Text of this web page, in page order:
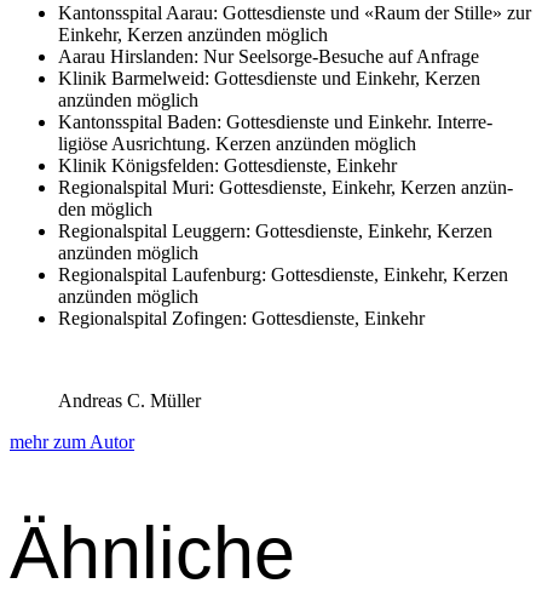
Kan­ton­sspi­tal Aarau: Gottes­di­en­ste und «Raum der Stille» zur
Einkehr, Kerzen anzün­den möglich
Aarau Hirs­lan­den: Nur Seel­sorge-Besuche auf Anfrage
Klinik Barmel­weid: Gottes­di­en­ste und Einkehr, Kerzen
anzün­den möglich
Kan­ton­sspi­tal Baden: Gottes­di­en­ste und Einkehr. Inter­re­
ligiöse Aus­rich­tung. Kerzen anzün­den möglich
Klinik Königs­felden: Gottes­di­en­ste, Einkehr
Region­al­spi­tal Muri: Gottes­di­en­ste, Einkehr, Kerzen anzün­
den möglich
Region­al­spi­tal Leug­gern: Gottes­di­en­ste, Einkehr, Kerzen
anzün­den möglich
Region­al­spi­tal Laufen­burg: Gottes­di­en­ste, Einkehr, Kerzen
anzün­den möglich
Region­al­spi­tal Zofin­gen: Gottes­di­en­ste, Einkehr
Andreas C. Müller
mehr zum Autor
Ähnliche